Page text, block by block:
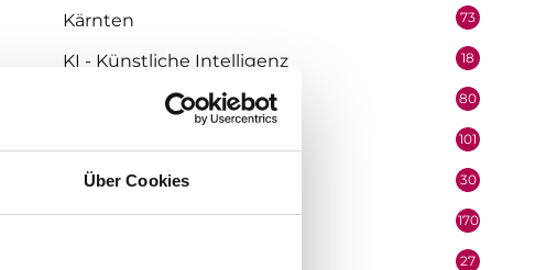
Über Cookies
Kärnten 73
KI - Künstliche Intelligenz 18
80
101
Lehrlinge 30
170
27